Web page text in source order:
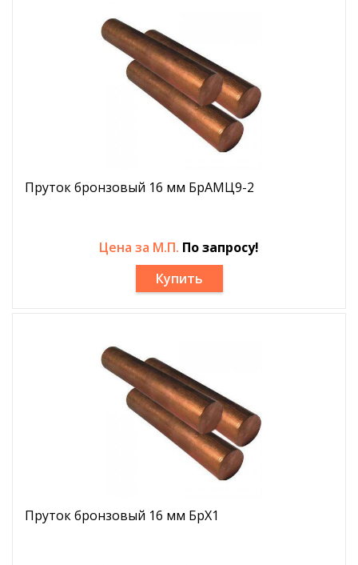
Пруток бронзовый 16 мм БрАМЦ9-2
Цена за М.П. По запросу!
Купить
Пруток бронзовый 16 мм БрХ1